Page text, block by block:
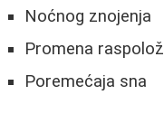
Noćnog znojenja
Promena
Poremećaja sna